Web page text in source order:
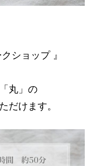
ショップ 』
丸」の
だけます。